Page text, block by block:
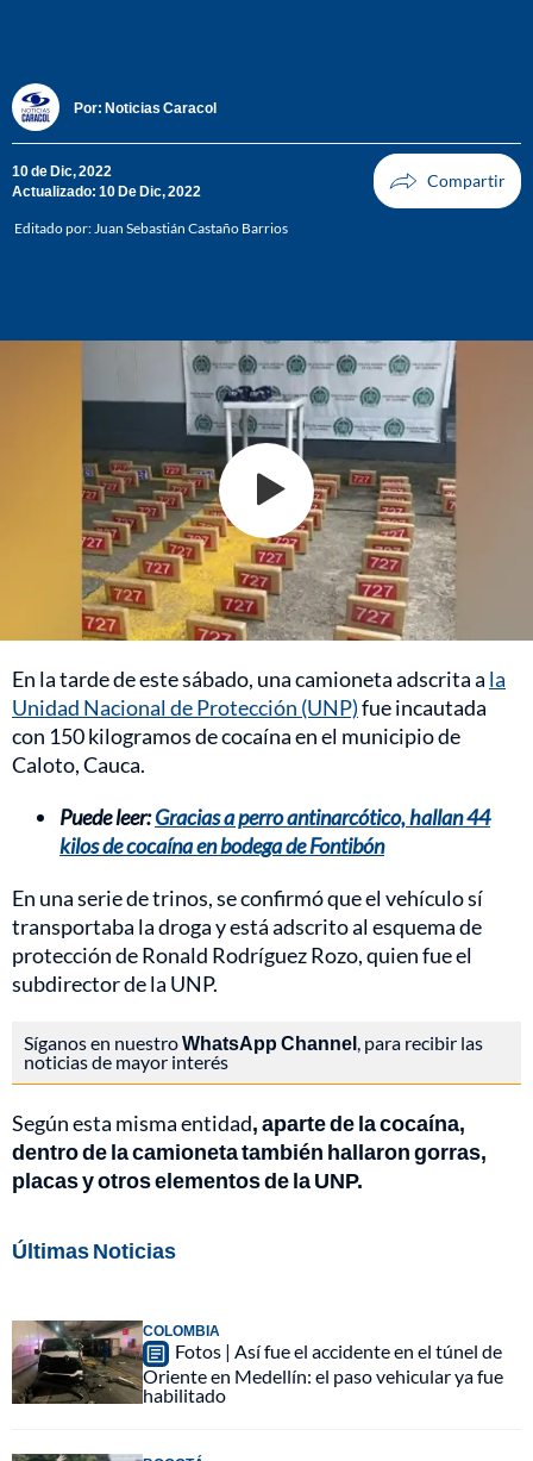
Por: Noticias Caracol
10 de Dic, 2022
Actualizado: 10 De Dic, 2022
Editado por:Juan Sebastián Castaño Barrios
En la tarde de este sábado, una camioneta adscrita a la
Unidad Nacional de Protección (UNP)fue incautada
con 150 kilogramos de cocaína en el municipio de
Caloto, Cauca.
Puede leer:Gracias a perro antinarcótico, hallan 44
kilos de cocaína en bodega de Fontibón
En una serie de trinos, se confirmó que el vehículo sí
transportaba la droga y está adscrito al esquema de
protección de Ronald Rodríguez Rozo, quien fue el
subdirector de la UNP.
Síganos en nuestroWhatsApp Channel , para recibir las
noticias de mayor interés
Según esta misma entidad, aparte de la cocaína,
dentro de la camioneta también hallaron gorras,
placas y otros elementos de la UNP.
Últimas Noticias
COLOMBIA
Fotos | Así fue el accidente en el túnel de
Oriente en Medellín: el paso vehicular ya fue
habilitado